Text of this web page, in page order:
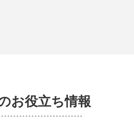
お役立ち情報